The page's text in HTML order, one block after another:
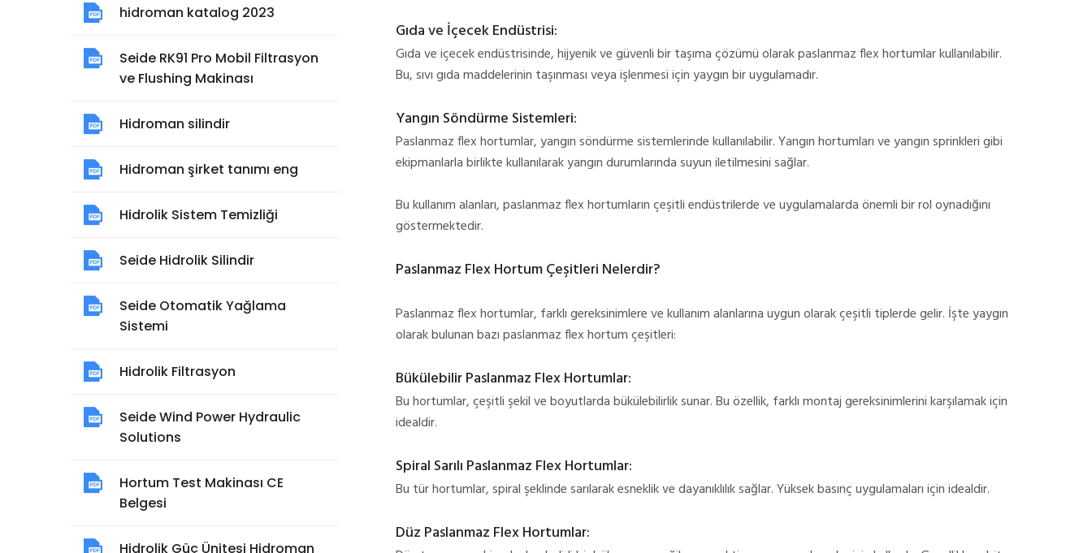
Gıda ve İçecek Endüstrisi:
Gıda ve içecek endüstrisinde, hijyenik ve güvenli bir taşıma çözümü olarak paslanmaz flex hortumlar kullanılabilir.
Bu, sıvı gıda maddelerinin taşınması veya işlenmesi için yaygın bir uygulamadır.
Yangın Söndürme Sistemleri:
Paslanmaz flex hortumlar, yangın söndürme sistemlerinde kullanılabilir. Yangın hortumları ve yangın sprinkleri gibi
ekipmanlarla birlikte kullanılarak yangın durumlarında suyun iletilmesini sağlar.
Bu kullanım alanları, paslanmaz flex hortumların çeşitli endüstrilerde ve uygulamalarda önemli bir rol oynadığını
göstermektedir.
Paslanmaz Flex Hortum Çeşitleri Nelerdir?
Paslanmaz flex hortumlar, farklı gereksinimlere ve kullanım alanlarına uygun olarak çeşitli tiplerde gelir. İşte yaygın
olarak bulunan bazı paslanmaz flex hortum çeşitleri:
Bükülebilir Paslanmaz Flex Hortumlar:
Bu hortumlar, çeşitli şekil ve boyutlarda bükülebilirlik sunar. Bu özellik, farklı montaj gereksinimlerini karşılamak için
idealdir.
Spiral Sarılı Paslanmaz Flex Hortumlar:
Bu tür hortumlar, spiral şeklinde sarılarak esneklik ve dayanıklılık sağlar. Yüksek basınç uygulamaları için idealdir.
Düz Paslanmaz Flex Hortumlar:
hidroman katalog 2023
Seide RK91 Pro Mobil Filtrasyon
ve Flushing Makinası
Hidroman silindir
Hidroman şirket tanımı eng
Hidrolik Sistem Temizliği
Seide Hidrolik Silindir
Seide Otomatik Yağlama
Sistemi
Hidrolik Filtrasyon
Seide Wind Power Hydraulic
Solutions
Hortum Test Makinası CE
Belgesi
Hidrolik Güç Ünitesi Hidroman